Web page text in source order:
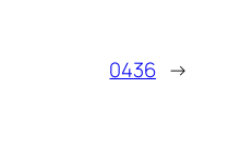
0436 →